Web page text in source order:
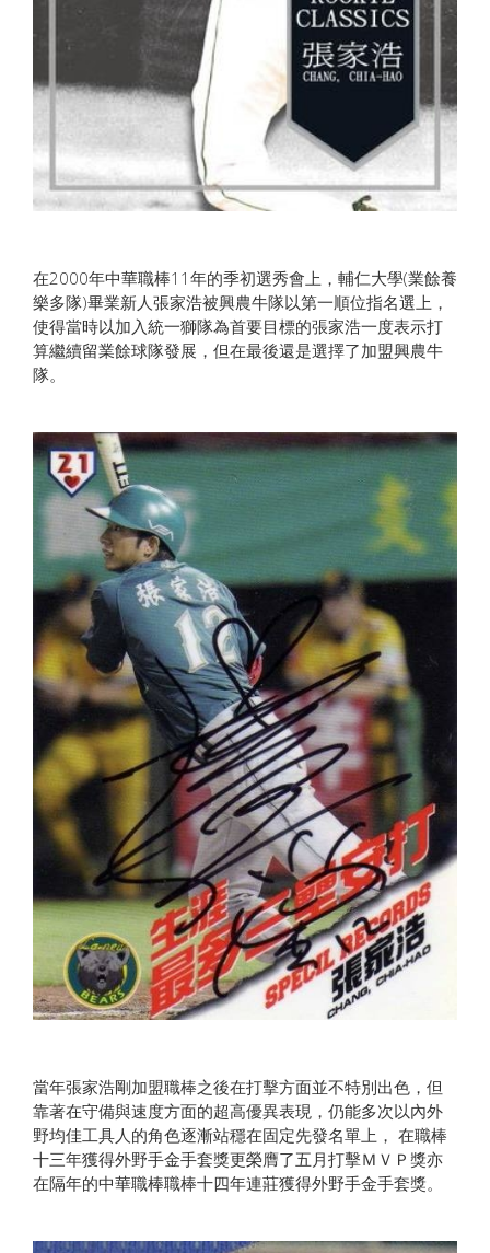
在2000年中華職棒11年的季初選秀會上，輔仁大學(業餘養
樂多隊)畢業新人張家浩被興農牛隊以第一順位指名選上，
使得當時以加入統一獅隊為首要目標的張家浩一度表示打
算繼續留業餘球隊發展，但在最後還是選擇了加盟興農牛
隊。
當年張家浩剛加盟職棒之後在打擊方面並不特別出色，但
靠著在守備與速度方面的超高優異表現，仍能多次以內外
野均佳工具人的角色逐漸站穩在固定先發名單上， 在職棒
十三年獲得外野手金手套獎更榮膺了五月打擊ＭＶＰ獎亦
在隔年的中華職棒職棒十四年連莊獲得外野手金手套獎。